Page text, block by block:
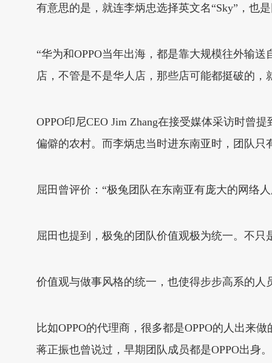
有意思的是，就连李炳忠选择英文名“Sky”，也
“华为和OPPO当年出海，都是靠大规模往外输
店，不管是不是华人店，那些店可能都挺破的，
OPPO印尼CEO Jim Zhang在接受媒体采访时曾
偏僻的农村。而李炳忠当时进东南亚时，团队只
屈田曾评价：“极兔团队在东南亚有庞大的网络
屈田也提到，极兔的团队价值观极为统一。不
价值观与做事风格的统一，也使得步步高系的人
比如OPPO的代理商，很多都是OPPO的人出来
蒋正振也曾说过，早期团队成员都是OPPO出身。